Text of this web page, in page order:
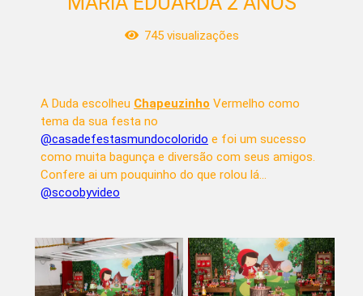
745visualizações
A Duda escolheu Chapeuzinho Vermelho como
tema da sua festa no
@casadefestasmundocolorido e foi um sucesso
como muita bagunça e diversão com seus amigos.
Confere ai um pouquinho do que rolou lá...
@scoobyvideo